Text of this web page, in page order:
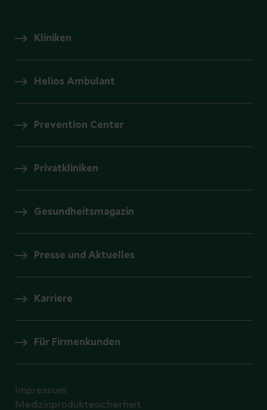
Kliniken
Helios Ambulant
Prevention Center
Privatkliniken
Gesundheitsmagazin
Presse und Aktuelles
Karriere
Für Firmenkunden
Impressum
Medizinproduktesicherheit